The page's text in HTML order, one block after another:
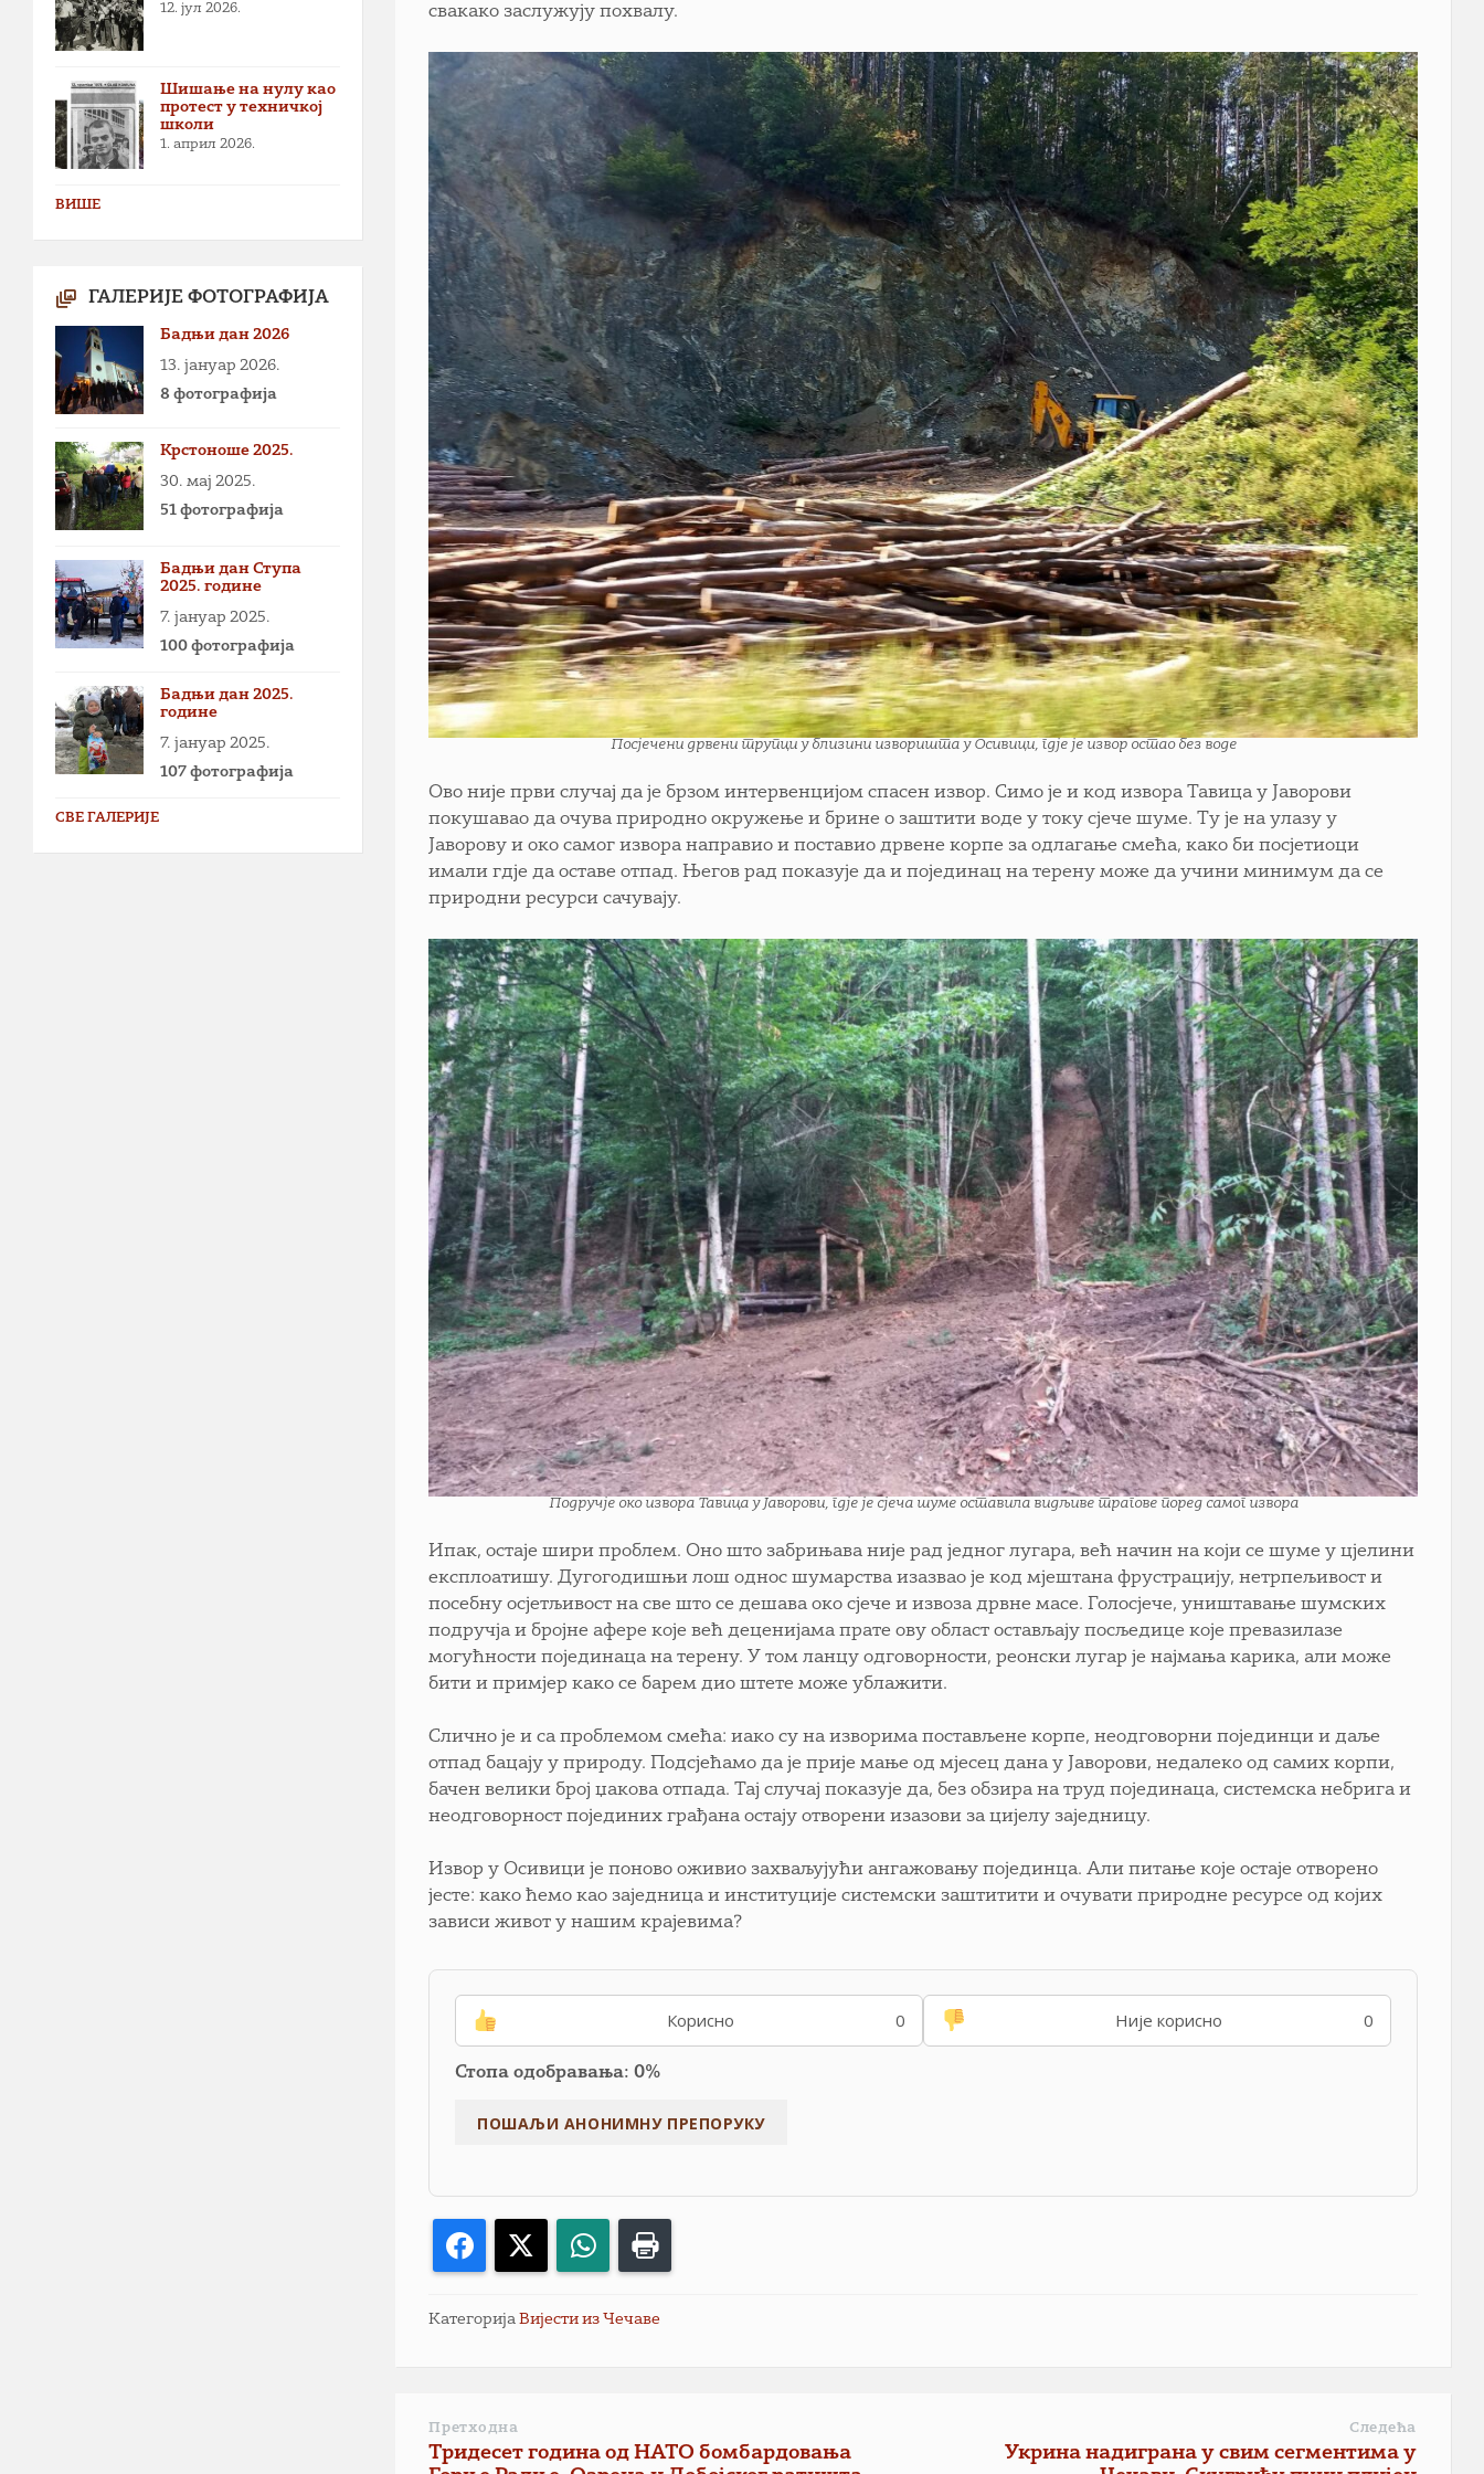
свакако заслужују похвалу.
Посјечени дрвени трупци у близини изворишта у Осивици, гдје је извор остао без воде
Ово није први случај да је брзом интервенцијом спасен извор. Симо је и код извора Тавица у Јаворови
покушавао да очува природно окружење и брине о заштити воде у току сјече шуме. Ту је на улазу у
Јаворову и око самог извора направио и поставио дрвене корпе за одлагање смећа, како би посјетиоци
имали гдје да оставе отпад. Његов рад показује да и појединац на терену може да учини минимум да се
природни ресурси сачувају.
Подручје око извора Тавица у Јаворови, гдје је сјеча шуме оставила видљиве трагове поред самог извора
Ипак, остаје шири проблем. Оно што забрињава није рад једног лугара, већ начин на који се шуме у цјелини
експлоатишу. Дугогодишњи лош однос шумарства изазвао је код мјештана фрустрацију, нетрпељивост и
посебну осјетљивост на све што се дешава око сјече и извоза дрвне масе. Голосјече, уништавање шумских
подручја и бројне афере које већ деценијама прате ову област остављају посљедице које превазилазе
могућности појединаца на терену. У том ланцу одговорности, реонски лугар је најмања карика, али може
бити и примјер како се барем дио штете може ублажити.
Слично је и са проблемом смећа: иако су на изворима постављене корпе, неодговорни појединци и даље
отпад бацају у природу. Подсјећамо да је прије мање од мјесец дана у Јаворови, недалеко од самих корпи,
бачен велики број џакова отпада. Тај случај показује да, без обзира на труд појединаца, системска небрига и
неодговорност појединих грађана остају отворени изазови за цијелу заједницу.
Извор у Осивици је поново оживио захваљујући ангажовању појединца. Али питање које остаје отворено
јесте: како ћемо као заједница и институције системски заштитити и очувати природне ресурсе од којих
зависи живот у нашим крајевима?
Корисно 0 Није корисно 0
Стопа одобравања: 0%
Facebook WhatsApp
КатегоријаВијести из Чечаве
Претходна
Тридесет година од НАТО бомбардовања
Следећа
Укрина надиграна у свим сегментима у
12. јул 2026.
Шишање на нулу као
протест у техничкој
школи
1. април 2026.
ВИШЕ
ГАЛЕРИЈЕ ФОТОГРАФИЈА
Бадњи дан 2026
13. јануар 2026.
8 фотографија
Крстоноше 2025.
30. мај 2025.
51 фотографија
Бадњи дан Ступа
2025. године
7. јануар 2025.
100 фотографија
Бадњи дан 2025.
године
7. јануар 2025.
107 фотографија
СВЕ ГАЛЕРИЈЕ